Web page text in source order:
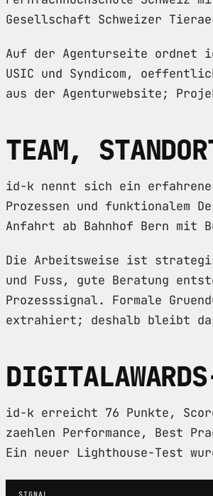
Gesellschaft Schweizer
Auf der Agenturseite ordnet
USIC und Syndicom,
aus der Agenturwebsite;
TEAM,
id-k nennt sich ein
Prozessen und funktionalem
Anfahrt ab Bahnhof Bern mit
Die Arbeitsweise ist
und Fuss, gute Beratung
Prozesssignal. Formale
extrahiert; deshalb bleibt
id-k erreicht 76 Punkte,
zaehlen Performance, Best
Ein neuer Lighthouse-Test